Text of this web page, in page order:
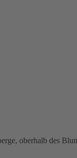
oberhalb des